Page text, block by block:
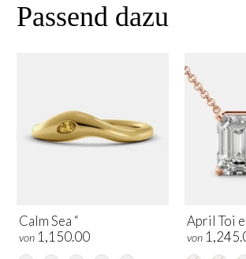
Passend dazu
Calm Sea “
von 1,150.00
April Toi
von